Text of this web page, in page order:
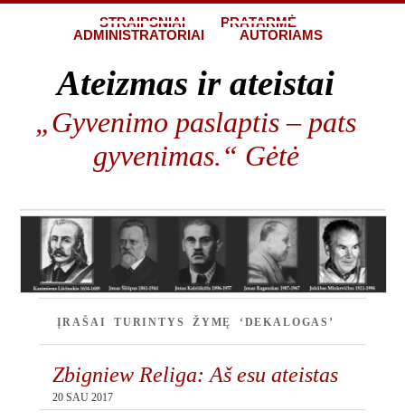
STRAIPSNIAI
PRATARMĖ
ADMINISTRATORIAI
AUTORIAMS
Ateizmas ir ateistai
„Gyvenimo paslaptis – pats
gyvenimas.“ Gėtė
ĮRAŠAI TURINTYS ŽYMĘ ‘DEKALOGAS’
Zbigniew Religa: Aš esu ateistas
20 SAU 2017